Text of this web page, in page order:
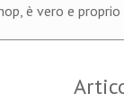
è vero e